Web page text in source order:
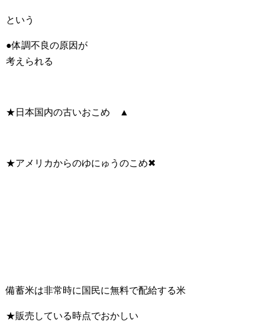
という
●体調不良の原因が
考えられる
★日本国内の古いおこめ ▲
★アメリカからのゆにゅうのこめ✖
備蓄米は非常時に国民に無料で配給する米
★販売している時点でおかしい